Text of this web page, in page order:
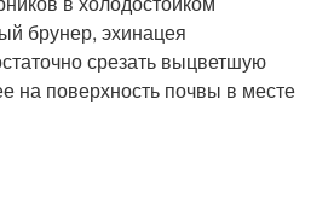
брунер, эхинацея
срезать выцветшую
на поверхность почвы в месте